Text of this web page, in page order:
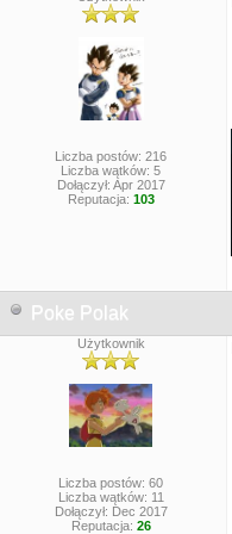
Liczba postów: 216
Liczba wątków: 5
Dołączył: Apr 2017
Reputacja: 103
Poke Polak
Użytkownik
Liczba postów: 60
Liczba wątków: 11
Dołączył: Dec 2017
Reputacja: 26